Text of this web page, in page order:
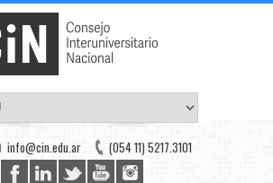
(054 11) 5217.3101
info@cin.edu.ar